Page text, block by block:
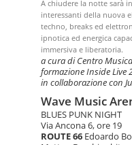
A chiudere la notte sarà
interessanti della nuova
techno, breaks ed
ipnotica ed energica
immersiva e liberatoria.
a cura di Centro
formazione Inside Live
in collaborazione con
Wave Music
BLUES PUNK NIGHT
Via Ancona 6, ore 19
ROUTE 66 Edoardo